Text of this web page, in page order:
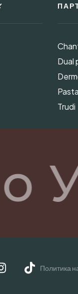
Dual
Trudi
Политика